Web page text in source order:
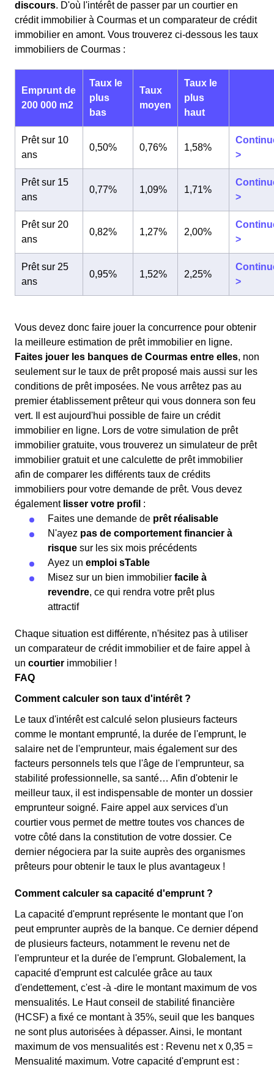
discours. D'où l'intérêt de passer par un courtier en
crédit immobilier à Courmas et un comparateur de crédit
immobilier en amont. Vous trouverez ci-dessous les taux
immobiliers de Courmas :
Emprunt de
200 000 m2
Taux le
plus
bas
Taux
moyen
Taux le
plus
haut
Prêt sur 10
ans
0,50% 0,76% 1,58%
>
Prêt sur 15
ans
0,77% 1,09% 1,71%
>
Prêt sur 20
ans
0,82% 1,27% 2,00%
>
Prêt sur 25
ans
0,95% 1,52% 2,25%
>
Vous devez donc faire jouer la concurrence pour obtenir
la meilleure estimation de prêt immobilier en ligne.
Faites jouer les banques de Courmas entre elles, non
seulement sur le taux de prêt proposé mais aussi sur les
conditions de prêt imposées. Ne vous arrêtez pas au
premier établissement prêteur qui vous donnera son feu
vert. Il est aujourd'hui possible de faire un crédit
immobilier en ligne. Lors de votre simulation de prêt
immobilier gratuite, vous trouverez un simulateur de prêt
immobilier gratuit et une calculette de prêt immobilier
afin de comparer les différents taux de crédits
immobiliers pour votre demande de prêt. Vous devez
également lisser votre profil :
Faites une demande de prêt réalisable
N'ayez pas de comportement financier à
risque sur les six mois précédents
Ayez un emploi sTable
Misez sur un bien immobilier facile à
revendre, ce qui rendra votre prêt plus
attractif
Chaque situation est différente, n'hésitez pas à utiliser
un comparateur de crédit immobilier et de faire appel à
un courtier immobilier !
FAQ
Comment calculer son taux d'intérêt ?
Le taux d'intérêt est calculé selon plusieurs facteurs
comme le montant emprunté, la durée de l'emprunt, le
salaire net de l'emprunteur, mais également sur des
facteurs personnels tels que l'âge de l'emprunteur, sa
stabilité professionnelle, sa santé… Afin d'obtenir le
meilleur taux, il est indispensable de monter un dossier
emprunteur soigné. Faire appel aux services d'un
courtier vous permet de mettre toutes vos chances de
votre côté dans la constitution de votre dossier. Ce
dernier négociera par la suite auprès des organismes
prêteurs pour obtenir le taux le plus avantageux !
Comment calculer sa capacité d'emprunt ?
La capacité d'emprunt représente le montant que l'on
peut emprunter auprès de la banque. Ce dernier dépend
de plusieurs facteurs, notamment le revenu net de
l'emprunteur et la durée de l'emprunt. Globalement, la
capacité d'emprunt est calculée grâce au taux
d'endettement, c'est -à -dire le montant maximum de vos
mensualités. Le Haut conseil de stabilité financière
(HCSF) a fixé ce montant à 35%, seuil que les banques
ne sont plus autorisées à dépasser. Ainsi, le montant
maximum de vos mensualités est : Revenu net x 0,35 =
Mensualité maximum. Votre capacité d'emprunt est :